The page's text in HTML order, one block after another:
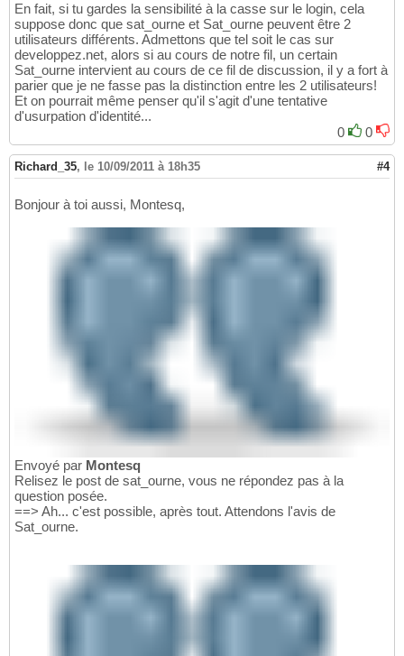
En fait, si tu gardes la sensibilité à la casse sur le login, cela
suppose donc que sat_ourne et Sat_ourne peuvent être 2
utilisateurs différents. Admettons que tel soit le cas sur
developpez.net, alors si au cours de notre fil, un certain
Sat_ourne intervient au cours de ce fil de discussion, il y a fort à
parier que je ne fasse pas la distinction entre les 2 utilisateurs!
Et on pourrait même penser qu'il s'agit d'une tentative
d'usurpation d'identité...
0
0
Richard_35, le 10/09/2011 à 18h35 #4
Bonjour à toi aussi, Montesq,
Envoyé par Montesq
Relisez le post de sat_ourne, vous ne répondez pas à la
question posée.
==> Ah... c'est possible, après tout. Attendons l'avis de
Sat_ourne.